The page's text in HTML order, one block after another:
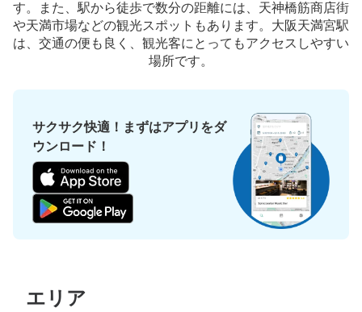
改札口横 2番出入口階段下にある
保管できる荷物数
2/ ¥800中:3 ¥600
支払い方法
す。また、駅から徒歩で数分の距離には、天神橋筋商店街
や天満市場などの観光スポットもあります。大阪天満宮駅
は、交通の便も良く、観光客にとってもアクセスしやすい
場所です。
サクサク快適！まずはアプリをダ
ウンロード！
エリア